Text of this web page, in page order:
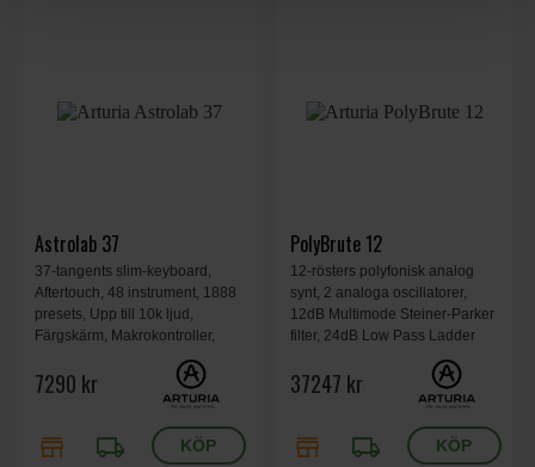
Astrolab 37
37-tangents slim-keyboard,
Aftertouch, 48 instrument, 1888
presets, Upp till 10k ljud,
Färgskärm, Makrokontroller,
Insert-FX, Layer/split, MIDI I/O,
USB-C, Bluetooth-ljud, WiFi,
Arp, Chord & Scale-lägen, 515
7290 kr
store local_shipping
PolyBrute 12
12-rösters polyfonisk analog
synt, 2 analoga oscillatorer,
12dB Multimode Steiner-Parker
filter, 24dB Low Pass Ladder
filter, Filter Drive, 12x32
modulations-matrix , 64 stegs
sequenser, Full Touch teknologi,
37247 kr
store local_shipping